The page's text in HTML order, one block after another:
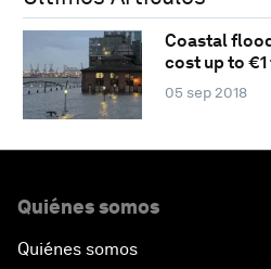
Coastal
cost up to €1
05 sep 2018
Quiénes somos
Quiénes somos